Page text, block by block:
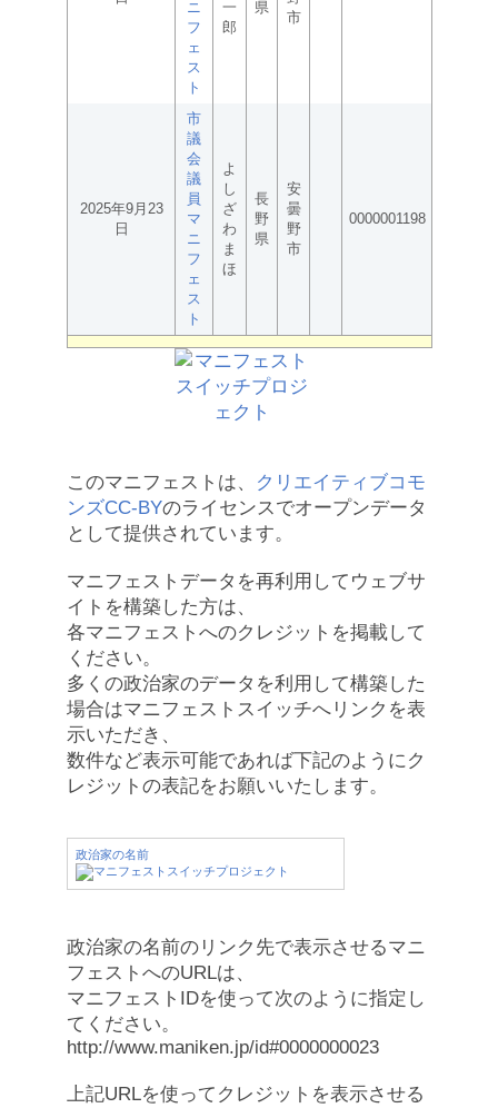
ニ
フ
ェ
ス
ト
一
郎
県
市
2025年9月23
日
市
議
会
議
員
マ
ニ
フ
ェ
ス
ト
よ
し
ざ
わ
ま
ほ
長
野
県
安
曇
野
市
0000001198
このマニフェストは、
クリエイティブコモ
ンズCC-BYのライセンスでオープンデータ
として提供されています。
マニフェストデータを再利用してウェブサ
イトを構築した方は、
各マニフェストへのクレジットを掲載して
ください。
多くの政治家のデータを利用して構築した
場合はマニフェストスイッチへリンクを表
示いただき、
数件など表示可能であれば下記のようにク
レジットの表記をお願いいたします。
政治家の名前
政治家の名前のリンク先で表示させるマニ
フェストへのURLは、
マニフェストIDを使って次のように指定し
てください。
http://www.maniken.jp/id#0000000023
上記URLを使ってクレジットを表示させる